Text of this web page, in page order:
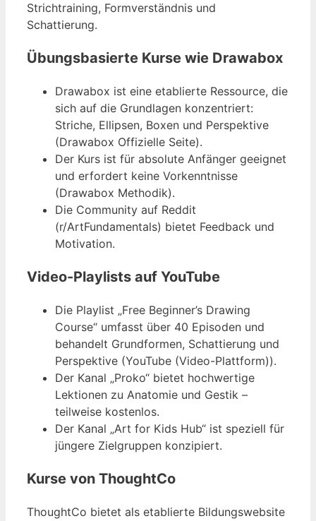
Strichtraining, Formverständnis und
Schattierung.
Übungsbasierte Kurse wie Drawabox
Drawabox ist eine etablierte Ressource, die
sich auf die Grundlagen konzentriert:
Striche, Ellipsen, Boxen und Perspektive
(Drawabox Offizielle Seite).
Der Kurs ist für absolute Anfänger geeignet
und erfordert keine Vorkenntnisse
(Drawabox Methodik).
Die Community auf Reddit
(r/ArtFundamentals) bietet Feedback und
Motivation.
Video-Playlists auf YouTube
Die Playlist „Free Beginner’s Drawing
Course“ umfasst über 40 Episoden und
behandelt Grundformen, Schattierung und
Perspektive (YouTube (Video-Plattform)).
Der Kanal „Proko“ bietet hochwertige
Lektionen zu Anatomie und Gestik –
teilweise kostenlos.
Der Kanal „Art for Kids Hub“ ist speziell für
jüngere Zielgruppen konzipiert.
Kurse von ThoughtCo
ThoughtCo bietet als etablierte Bildungswebsite